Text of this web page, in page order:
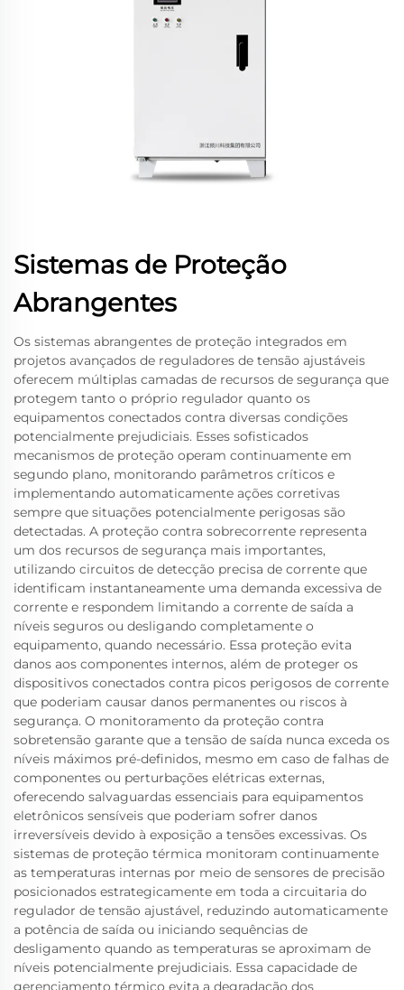
Sistemas de Proteção
Abrangentes
Os sistemas abrangentes de proteção integrados em
projetos avançados de reguladores de tensão ajustáveis
oferecem múltiplas camadas de recursos de segurança que
protegem tanto o próprio regulador quanto os
equipamentos conectados contra diversas condições
potencialmente prejudiciais. Esses sofisticados
mecanismos de proteção operam continuamente em
segundo plano, monitorando parâmetros críticos e
implementando automaticamente ações corretivas
sempre que situações potencialmente perigosas são
detectadas. A proteção contra sobrecorrente representa
um dos recursos de segurança mais importantes,
utilizando circuitos de detecção precisa de corrente que
identificam instantaneamente uma demanda excessiva de
corrente e respondem limitando a corrente de saída a
níveis seguros ou desligando completamente o
equipamento, quando necessário. Essa proteção evita
danos aos componentes internos, além de proteger os
dispositivos conectados contra picos perigosos de corrente
que poderiam causar danos permanentes ou riscos à
segurança. O monitoramento da proteção contra
sobretensão garante que a tensão de saída nunca exceda os
níveis máximos pré-definidos, mesmo em caso de falhas de
componentes ou perturbações elétricas externas,
oferecendo salvaguardas essenciais para equipamentos
eletrônicos sensíveis que poderiam sofrer danos
irreversíveis devido à exposição a tensões excessivas. Os
sistemas de proteção térmica monitoram continuamente
as temperaturas internas por meio de sensores de precisão
posicionados estrategicamente em toda a circuitaria do
regulador de tensão ajustável, reduzindo automaticamente
a potência de saída ou iniciando sequências de
desligamento quando as temperaturas se aproximam de
níveis potencialmente prejudiciais. Essa capacidade de
gerenciamento térmico evita a degradação dos